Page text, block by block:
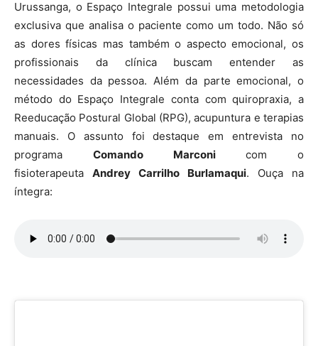
Urussanga, o Espaço Integrale possui uma metodologia
exclusiva que analisa o paciente como um todo. Não só
as dores físicas mas também o aspecto emocional, os
profissionais da clínica buscam entender as
necessidades da pessoa. Além da parte emocional, o
método do Espaço Integrale conta com quiropraxia, a
Reeducação Postural Global (RPG), acupuntura e terapias
manuais. O assunto foi destaque em entrevista no
programa Comando Marconi com o
fisioterapeuta Andrey Carrilho Burlamaqui. Ouça na
íntegra: